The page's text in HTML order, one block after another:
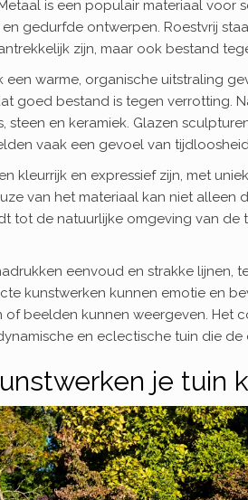
is een populair materiaal voor
gedurfde ontwerpen. Roestvrij
zijn, maar ook bestand
warme, organische uitstraling
goed bestand is tegen verrotting.
steen en keramiek. Glazen
vaak een gevoel van
kleurrijk en expressief zijn, met
van het materiaal kan niet alleen
tot de natuurlijke omgeving van de
eenvoud en strakke lijnen,
kunstwerken kunnen emotie en
beelden kunnen weergeven. Het
en eclectische tuin die
je tuin